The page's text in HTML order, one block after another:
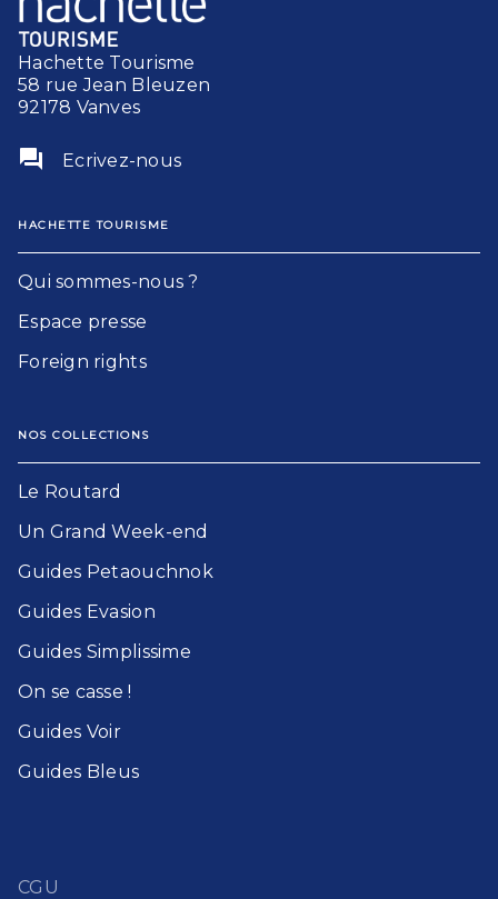
Hachette Tourisme
58 rue Jean Bleuzen
92178 Vanves
question_answer Ecrivez-nous
HACHETTE TOURISME
Qui sommes-nous ?
Espace presse
Foreign rights
NOS COLLECTIONS
Le Routard​
Un Grand Week-end​
Guides Petaouchnok​
Guides Evasion​
Guides Simplissime​
On se casse !​
Guides Voir​
Guides Bleu​s
CGU